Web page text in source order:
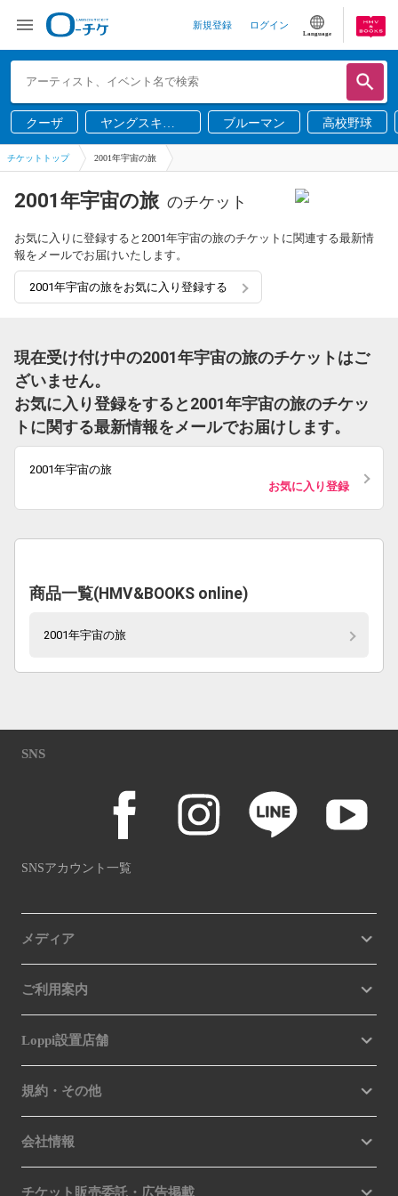
新規登録 ログイン
Language
クーザ
ヤングスキニ
ー
ブルーマン 高校野球
チケットトップ 2001年宇宙の旅
2001年宇宙の旅 のチケット
お気に入りに登録すると2001年宇宙の旅のチケットに関連する最新情
報をメールでお届けいたします。
2001年宇宙の旅をお気に入り登録する
現在受け付け中の2001年宇宙の旅のチケットはご
ざいません。
お気に入り登録をすると2001年宇宙の旅のチケッ
トに関する最新情報をメールでお届けします。
2001年宇宙の旅
お気に入り登録
商品一覧(HMV&BOOKS online)
2001年宇宙の旅
SNS
SNSアカウント一覧
メディア
ご利用案内
Loppi設置店舗
規約・その他
会社情報
チケット販売委託・広告掲載